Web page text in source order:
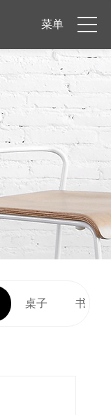
菜单
桌子 书桌